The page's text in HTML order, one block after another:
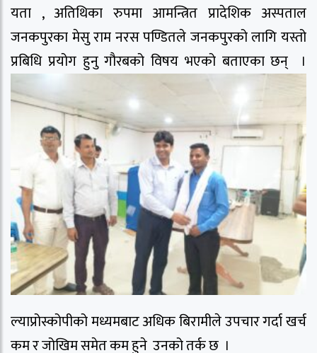
यता , अतिथिका रुपमा आमन्त्रित प्रादेशिक अस्पताल
जनकपुरका मेसु राम नरस पण्डितले जनकपुरको लागि यस्तो
प्रबिधि प्रयोग हुनु गौरबको विषय भएको बताएका छन् ।
ल्याप्रोस्कोपीको मध्यमबाट अधिक बिरामीले उपचार गर्दा खर्च
कम र जोखिम समेत कम हुने उनको तर्क छ ।